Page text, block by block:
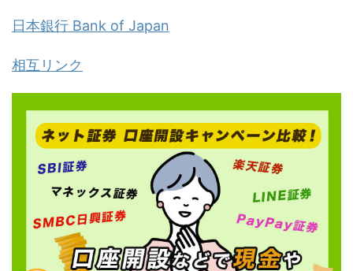
日本銀行 Bank of Japan
相互リンク